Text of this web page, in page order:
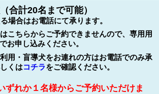
合計20名まで可能）
場合はお電話にて承ります。
こちらからご予約できませんので、専用用
お申し込みください。
用・盲導犬をお連れの方はお電話でのみ承
くはコチラをご確認ください。
ずれか１名様からご予約いただけま